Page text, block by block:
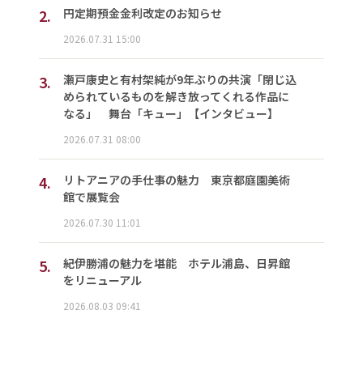
2. 円定期預金金利改定のお知らせ
2026.07.31 15:00
3.
瀬戸康史と有村架純が9年ぶりの共演「閉じ込
められているものを解き放ってくれる作品に
なる」 舞台「キュー」【インタビュー】
2026.07.31 08:00
4.
リトアニアの手仕事の魅力 東京都庭園美術
館で展覧会
2026.07.30 11:01
5.
紀伊勝浦の魅力を堪能 ホテル浦島、日昇館
をリニューアル
2026.08.03 09:41